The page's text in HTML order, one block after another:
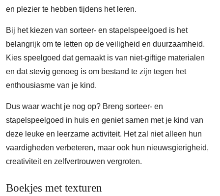
en plezier te hebben tijdens het leren.
Bij het kiezen van sorteer- en stapelspeelgoed is het
belangrijk om te letten op de veiligheid en duurzaamheid.
Kies speelgoed dat gemaakt is van niet-giftige materialen
en dat stevig genoeg is om bestand te zijn tegen het
enthousiasme van je kind.
Dus waar wacht je nog op? Breng sorteer- en
stapelspeelgoed in huis en geniet samen met je kind van
deze leuke en leerzame activiteit. Het zal niet alleen hun
vaardigheden verbeteren, maar ook hun nieuwsgierigheid,
creativiteit en zelfvertrouwen vergroten.
Boekjes met texturen